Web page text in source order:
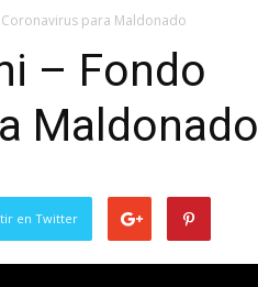
para Maldonado
– Fondo
Maldonado
en Twitter